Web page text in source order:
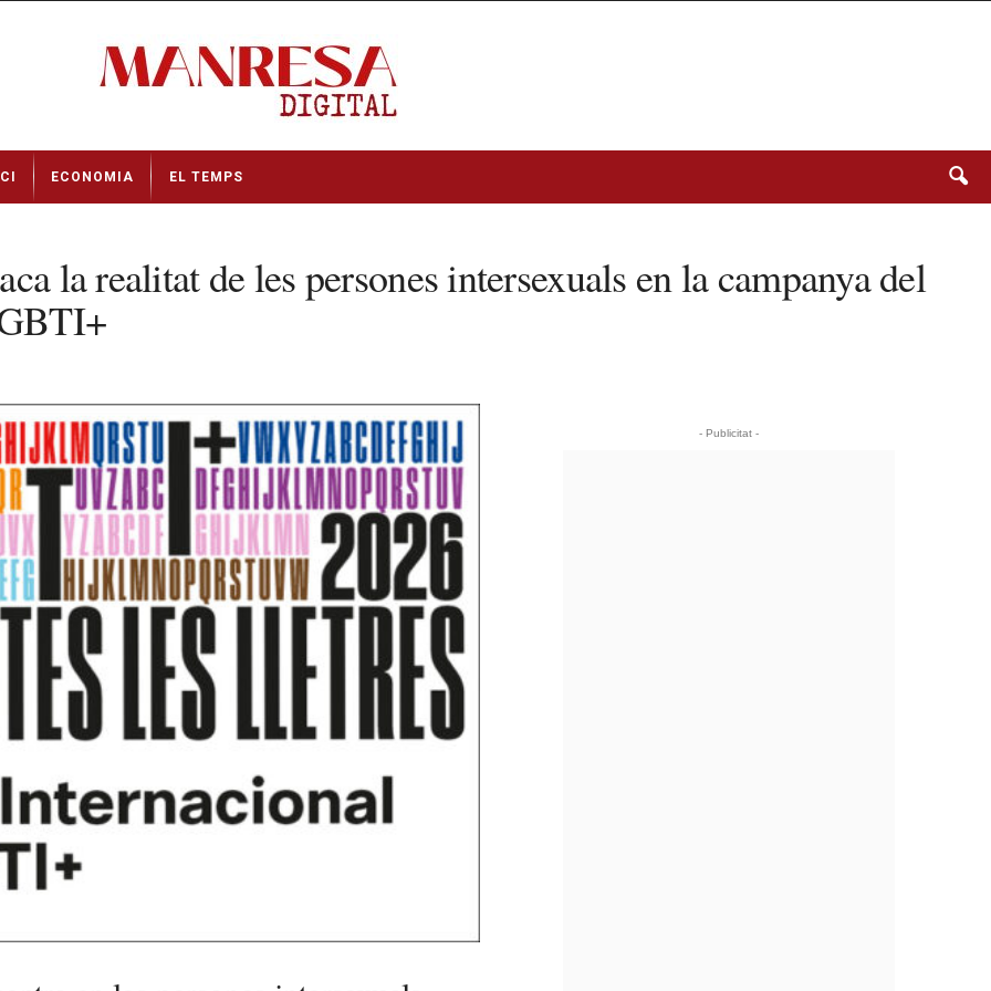
ECONOMIA EL TEMPS
la realitat de les persones intersexuals en la campanya del
- Publicitat -